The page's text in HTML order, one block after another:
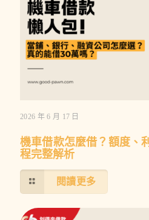
2026 年 6 月 17 日
機車借款怎麼借？額度、
程完整解析
閱讀更多